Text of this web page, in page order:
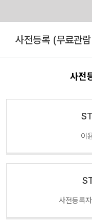
사전등록 (무료관
사전
이
사전등록